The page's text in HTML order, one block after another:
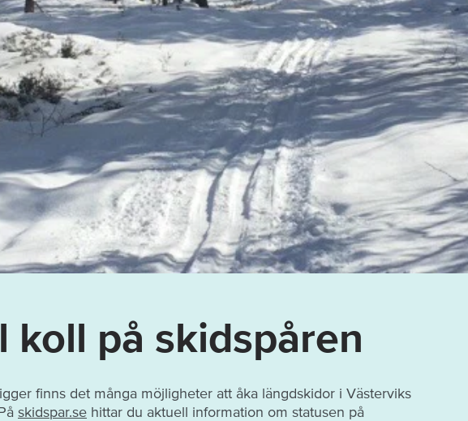
koll på skidspåren
finns det många möjligheter att åka längdskidor i Västerviks
skidspar.se hittar du aktuell information om statusen på